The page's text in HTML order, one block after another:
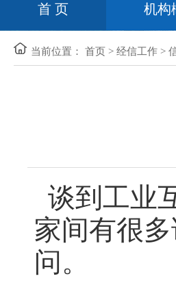
首 页 机构
当前位置： 首页 > 经信工作 >
谈到工业
家间有很
问。